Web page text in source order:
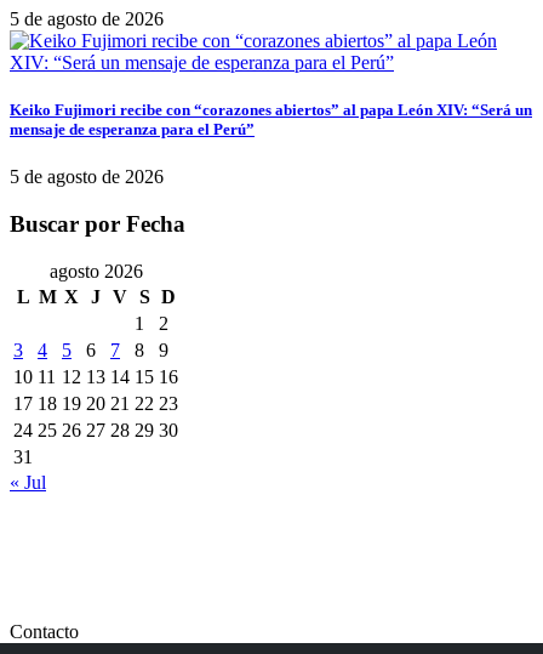
5 de agosto de 2026
Keiko Fujimori recibe con “corazones abiertos” al papa León XIV: “Será un
mensaje de esperanza para el Perú”
5 de agosto de 2026
Buscar por Fecha
agosto 2026
L M X J V S D
1
2
3
4 5 6 7 8
9
10 11 12 13 14 15 16
17 18 19 20 21 22 23
24 25 26 27 28 29 30
31
« Jul
Contacto